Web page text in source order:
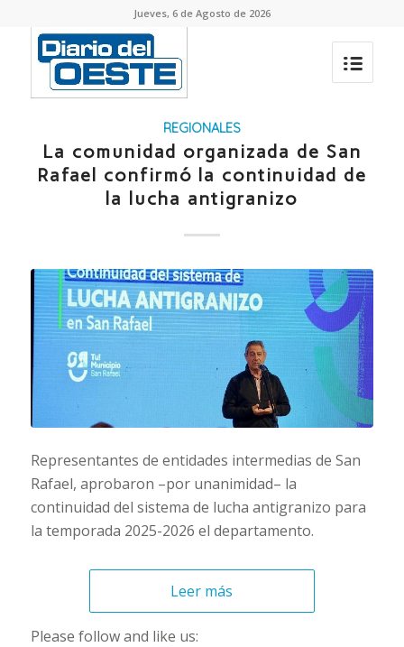
Jueves, 6 de Agosto de 2026
REGIONALES
La comunidad organizada de San
Rafael confirmó la continuidad de
la lucha antigranizo
Representantes de entidades intermedias de San
Rafael, aprobaron –por unanimidad– la
continuidad del sistema de lucha antigranizo para
la temporada 2025-2026 el departamento.
Leer más
Please follow and like us: